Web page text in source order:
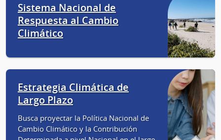
Sistema Nacional de
Respuesta al Cambio
Climático
Estrategia Climática de
Largo Plazo
Busca proyectar la Política Nacional de
Cambio Climático y la Contribución